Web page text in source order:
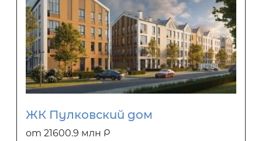
ЖК Пулковский дом
от 21600.9 млн Р